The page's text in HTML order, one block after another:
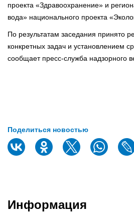
проекта «Здравоохранение» и
вода» национального проекта
По результатам заседания принято
конкретных задач и установлением
сообщает пресс-служба надзорного
Поделиться новостью
Информация